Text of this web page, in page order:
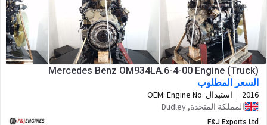
Mercedes Benz OM934LA.6-4-00 Engine (Truck)
السعر المطلوب
2016 استبدال OEM: Engine No.
934911C0059993
المملكة المتحدة, Dudley
F&J Exports Ltd